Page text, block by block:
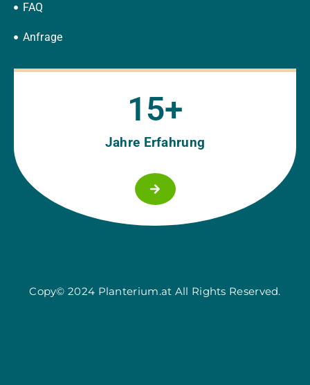
FAQ
Anfrage
Jahre Erfahrung
15+
Copy© 2024 Planterium.at All Rights Reserved.